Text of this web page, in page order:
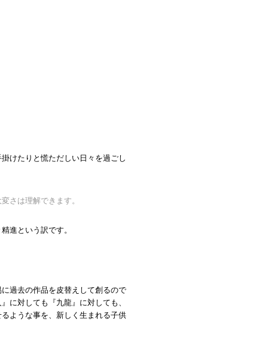
けたりと慌ただしい日々を過ごし
さは理解できます。
進という訳です。
過去の作品を皮替えして創るので
に対しても『九龍』に対しても、
ような事を、新しく生まれる子供